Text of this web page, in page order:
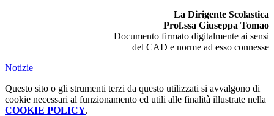
La Dirigente Scolastica
Prof.ssa Giuseppa Tomao
Documento firmato digitalmente ai sensi
del CAD e norme ad esso connesse
Notizie
Questo sito o gli strumenti terzi da questo utilizzati si avvalgono di
cookie necessari al funzionamento ed utili alle finalità illustrate nella
COOKIE POLICY.